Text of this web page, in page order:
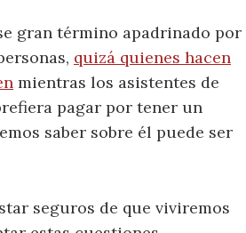
gran término apadrinado por
quizá quienes hacen
mientras los asistentes de
pagar por tener un
saber sobre él puede ser
seguros de que viviremos